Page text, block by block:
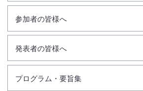
参加者の皆様へ
発表者の皆様へ
プログラム・要旨集